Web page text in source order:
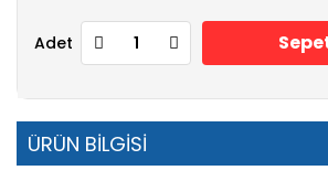
Adet
ÜRÜN BİLGİSİ